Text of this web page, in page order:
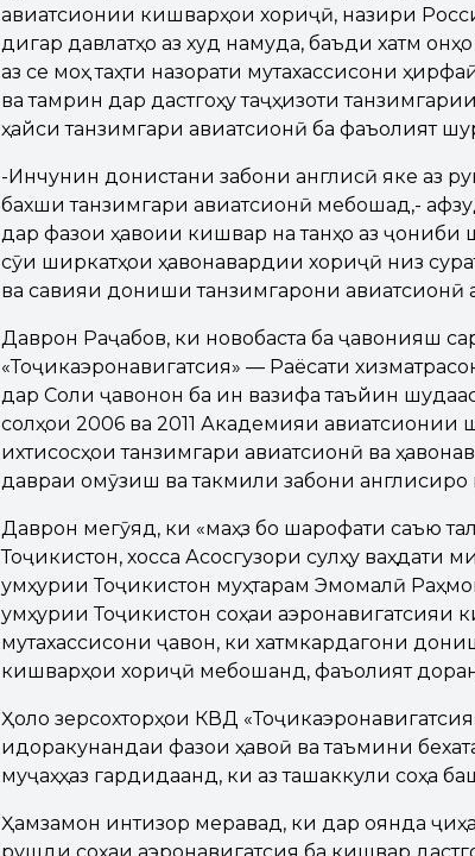
авиатсионии кишварҳои хориҷӣ, назири
дигар давлатҳо аз худ намуда, баъди хатм
аз се моҳ таҳти назорати мутахассисони
ва тамрин дар дастгоҳу таҷҳизоти
ҳайси танзимгари авиатсионӣ ба фаъолият
-Инчунин донистани забони англисӣ яке аз
бахши танзимгари авиатсионӣ мебошад,-
дар фазои ҳавоии кишвар на танҳо аз ҷониби
сӯи ширкатҳои ҳавонавардии хориҷӣ низ
ва савияи дониши танзимгарони авиатсионӣ
Даврон Раҷабов, ки новобаста ба ҷавонияш
«Тоҷикаэронавигатсия» — Раёсати
дар Соли ҷавонон ба ин вазифа таъйин
солҳои 2006 ва 2011 Академияи авиатсионии
ихтисосҳои танзимгари авиатсионӣ ва
давраи омӯзиш ва такмили забони англисиро
Даврон мегӯяд, ки «маҳз бо шарофати саъю
Тоҷикистон, хосса Асосгузори сулҳу
Ҷумҳурии Тоҷикистон муҳтарам Эмомалӣ
Ҷумҳурии Тоҷикистон соҳаи
мутахассисони ҷавон, ки хатмкардагони
кишварҳои хориҷӣ мебошанд, фаъолият
Ҳоло зерсохторҳои КВД
идоракунандаи фазои ҳавоӣ ва таъмини
муҷаҳҳаз гардидаанд, ки аз ташаккули соҳа
Ҳамзамон интизор меравад, ки дар оянда